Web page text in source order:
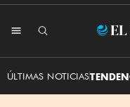
ÚLTIMAS NOTICIAS